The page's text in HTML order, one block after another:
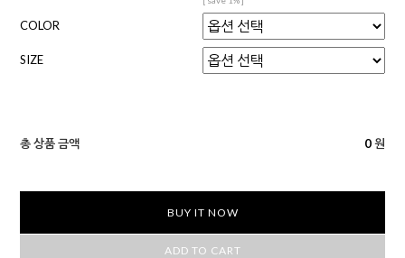
COLOR
SIZE
총 상품 금액 0 원
BUY IT NOW
ADD TO CART